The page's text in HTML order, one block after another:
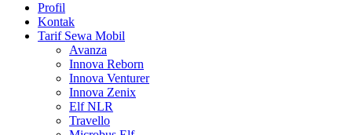
Profil
Kontak
Tarif Sewa Mobil
Avanza
Innova Reborn
Innova Venturer
Innova Zenix
Elf NLR
Travello